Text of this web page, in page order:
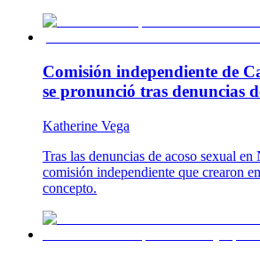
Comisión independiente de
se pronunció tras denuncias
Katherine Vega
Tras las denuncias de acoso sexual
comisión independiente que crearon
concepto.